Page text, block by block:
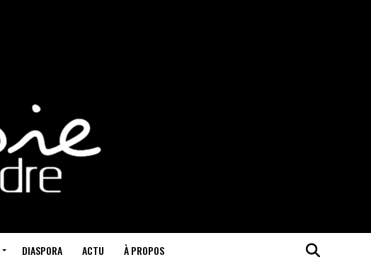
DIASPORA ACTU À PROPOS